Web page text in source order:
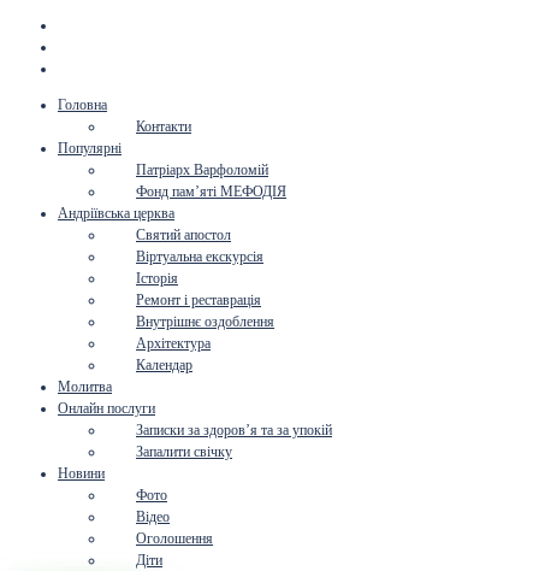
Головна
Контакти
Популярні
Патріарх Варфоломій
Фонд пам’яті МЕФОДІЯ
Андріївська церква
Святий апостол
Віртуальна екскурсія
Історія
Ремонт і реставрація
Внутрішнє оздоблення
Архітектура
Календар
Молитва
Онлайн послуги
Записки за здоров’я та за упокій
Запалити свічку
Новини
Фото
Відео
Оголошення
Діти